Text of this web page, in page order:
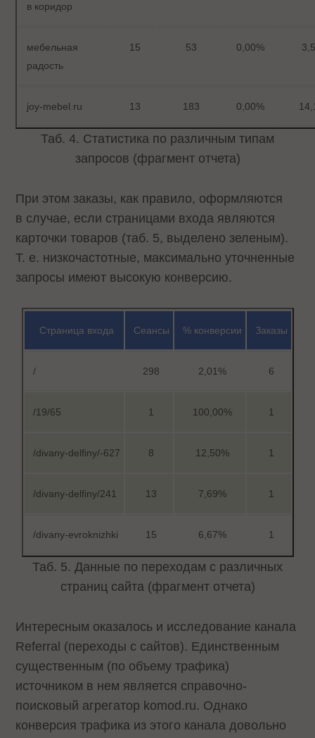
в коридор
мебельная
радость
15 53 0,00% 3,5
joy-mebel.ru 13 183 0,00%
Таб. 4. Статистика по различным типам
запросов (фрагмент отчета)
При этом заказы, как правило, оформляются
в случае, если страницами входа являются
карточки товаров (таб. 5, выделено зеленым).
Т. е. низкочастотные, максимально уточненные
запросы имеют высокую конверсию.
Страница входа Сеансы % конверсии Заказы
/ 298 2,01% 6
/19/65 1 100,00% 1
/divany-delfiny/-627 8 12,50% 1
/divany-delfiny/241 13 7,69% 1
/divany-evroknizhki 15 6,67% 1
Таб. 5. Данные по переходам с различных
страниц сайта (фрагмент отчета)
Интересным оказалось и исследование канала
Referral (переходы с сайтов). Единственным
существенным (по объему трафика)
источником в нем является справочно-
поисковый агрегатор komod.ru. Однако
конверсия трафика из этого канала довольно